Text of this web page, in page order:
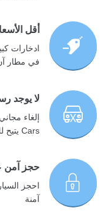
أقل
ادخارات
في مطار
لا يوجد
Cars يتيح لك موقع
حجز آمن
احجز
آمنة